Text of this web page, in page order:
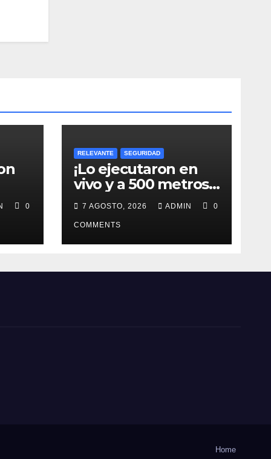
0
RELEVANTE SEGURIDAD
¡Lo ejecutaron en
vivo y a 500 metros
de fiscalía!
7 AGOSTO, 2026 ADMIN 0
COMMENTS
Home